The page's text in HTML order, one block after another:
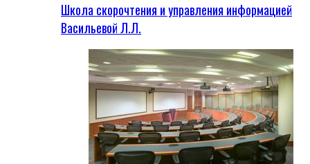
Школа скорочтения и управления информацией
Васильевой Л.Л.